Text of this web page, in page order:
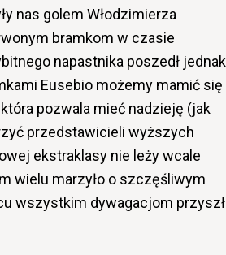
nas golem Włodzimierza
bramkom w czasie
napastnika poszedł jednak
Eusebio możemy mamić się
pozwala mieć nadzieję (jak
przedstawicieli wyższych
ekstraklasy nie leży wcale
wielu marzyło o szczęśliwym
wszystkim dywagacjom